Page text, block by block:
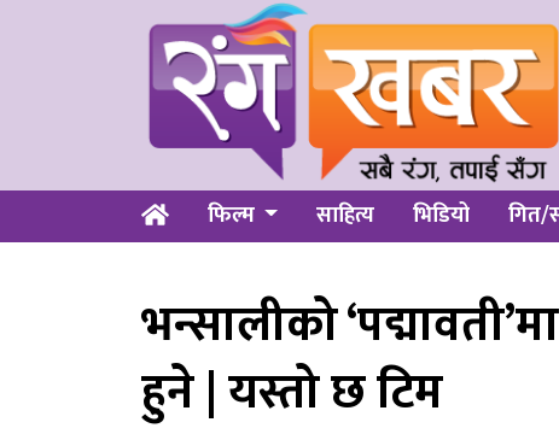
फिल्म साहित्य भिडियो गित/
भन्सालीको
हुने | यस्तो छ टिम